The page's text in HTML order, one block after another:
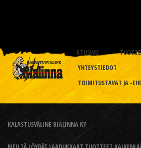
ETUSIVU
YHTEYSTIEDOT
TOIMITUSTAVAT JA -
KALASTUSVÄLINE RIALINNA KY